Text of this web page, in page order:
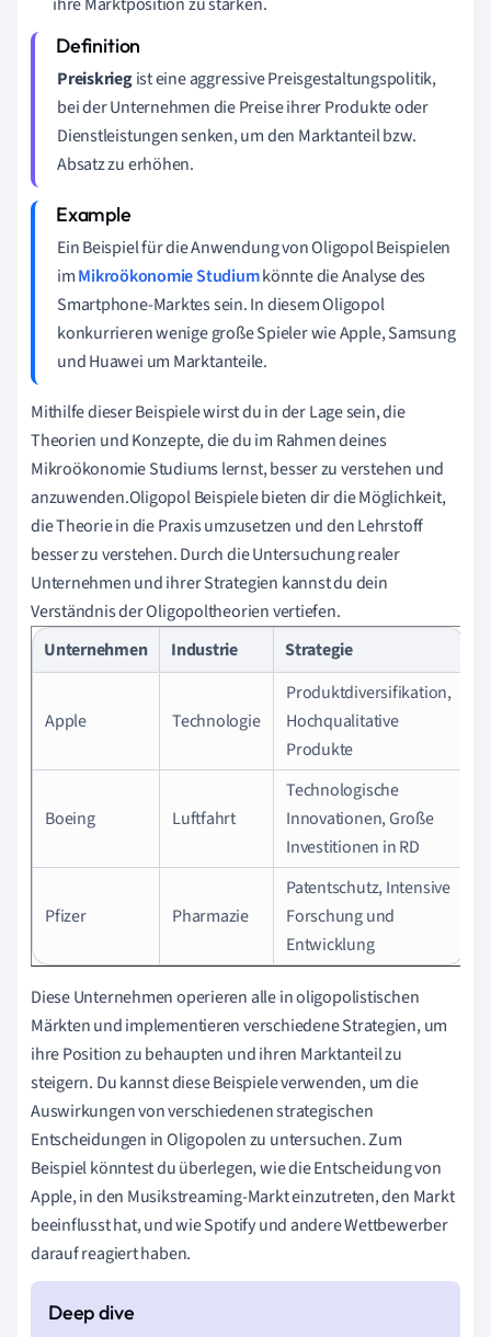
Preiskriegist eine aggressive Preisgestaltungspolitik,
bei der Unternehmen die Preise ihrer Produkte oder
Dienstleistungen senken, um den Marktanteil bzw.
Absatz zu erhöhen.
Ein Beispiel für die Anwendung von Oligopol Beispielen
imMikroökonomie Studiumkönnte die Analyse des
Smartphone-Marktes sein. In diesem Oligopol
konkurrieren wenige große Spieler wie Apple, Samsung
und Huawei um Marktanteile.
Mithilfe dieser Beispiele wirst du in der Lage sein, die
Theorien und Konzepte, die du im Rahmen deines
Mikroökonomie Studiums lernst, besser zu verstehen und
anzuwenden.Oligopol Beispiele bieten dir die Möglichkeit,
die Theorie in die Praxis umzusetzen und den Lehrstoff
besser zu verstehen. Durch die Untersuchung realer
Unternehmen und ihrer Strategien kannst du dein
Verständnis der Oligopoltheorien vertiefen.
Unternehmen
Industrie Strategie
Apple Technologie
Produktdiversifikation,
Hochqualitative
Produkte
Boeing Luftfahrt
Technologische
Innovationen, Große
Investitionen in RD
Pfizer Pharmazie
Patentschutz, Intensive
Forschung und
Entwicklung
Diese Unternehmen operieren alle in oligopolistischen
Märkten und implementieren verschiedene Strategien, um
ihre Position zu behaupten und ihren Marktanteil zu
steigern. Du kannst diese Beispiele verwenden, um die
Auswirkungen von verschiedenen strategischen
Entscheidungen in Oligopolen zu untersuchen. Zum
Beispiel könntest du überlegen, wie die Entscheidung von
Apple, in den Musikstreaming-Markt einzutreten, den Markt
beeinflusst hat, und wie Spotify und andere Wettbewerber
darauf reagiert haben.